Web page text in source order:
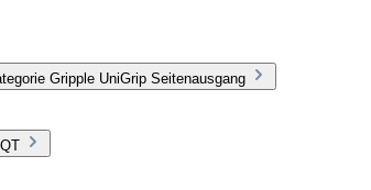
Gripple UniGrip Seitenausgang